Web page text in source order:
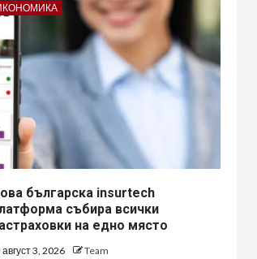
българска insurtech
събира всички
на едно място
август 3, 2026 Team